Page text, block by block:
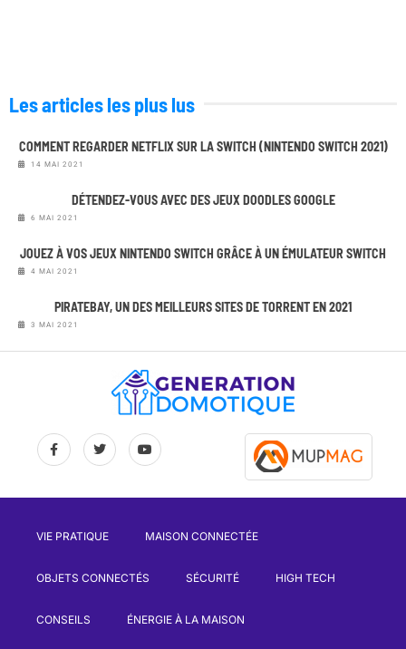
Les articles les plus lus
COMMENT REGARDER NETFLIX SUR LA SWITCH (NINTENDO SWITCH 2021)
14 MAI 2021
DÉTENDEZ-VOUS AVEC DES JEUX DOODLES GOOGLE
6 MAI 2021
JOUEZ À VOS JEUX NINTENDO SWITCH GRÂCE À UN ÉMULATEUR SWITCH
4 MAI 2021
PIRATEBAY, UN DES MEILLEURS SITES DE TORRENT EN 2021
3 MAI 2021
VIE PRATIQUE MAISON CONNECTÉE
OBJETS CONNECTÉS SÉCURITÉ HIGH TECH
CONSEILS ÉNERGIE À LA MAISON